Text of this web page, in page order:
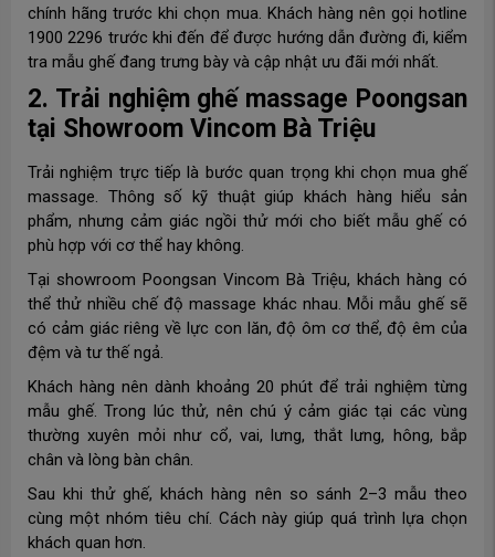
chính hãng trước khi chọn mua. Khách hàng nên gọi hotline
1900 2296 trước khi đến để được hướng dẫn đường đi, kiểm
tra mẫu ghế đang trưng bày và cập nhật ưu đãi mới nhất.
2. Trải nghiệm ghế massage Poongsan
tại Showroom Vincom Bà Triệu
Trải nghiệm trực tiếp là bước quan trọng khi chọn mua ghế
massage. Thông số kỹ thuật giúp khách hàng hiểu sản
phẩm, nhưng cảm giác ngồi thử mới cho biết mẫu ghế có
phù hợp với cơ thể hay không.
Tại showroom Poongsan Vincom Bà Triệu, khách hàng có
thể thử nhiều chế độ massage khác nhau. Mỗi mẫu ghế sẽ
có cảm giác riêng về lực con lăn, độ ôm cơ thể, độ êm của
đệm và tư thế ngả.
Khách hàng nên dành khoảng 20 phút để trải nghiệm từng
mẫu ghế. Trong lúc thử, nên chú ý cảm giác tại các vùng
thường xuyên mỏi như cổ, vai, lưng, thắt lưng, hông, bắp
chân và lòng bàn chân.
Sau khi thử ghế, khách hàng nên so sánh 2–3 mẫu theo
cùng một nhóm tiêu chí. Cách này giúp quá trình lựa chọn
khách quan hơn.